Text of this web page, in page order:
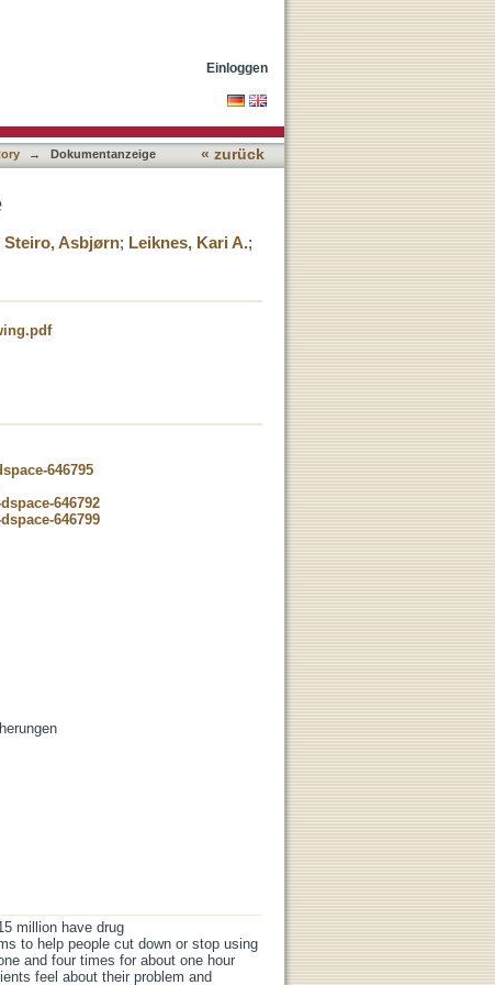
Einloggen
→ Dokumentanzeige « zurück
Steiro, Asbjørn; Leiknes, Kari A.;
646795
646792
646799
million have drug
to help people cut down or stop using
and four times for about one hour
feel about their problem and